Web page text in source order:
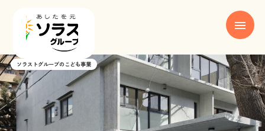
ソラストグループのこども事業
ホーム
ブランド紹介